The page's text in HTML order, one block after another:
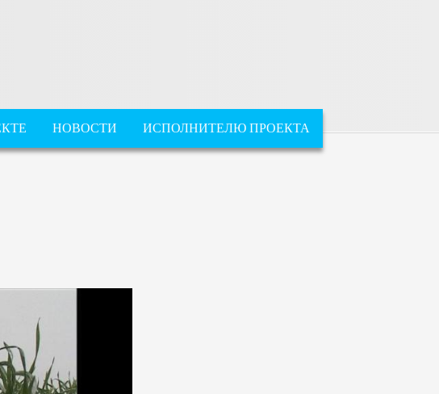
НОВОСТИ ИСПОЛНИТЕЛЮ ПРОЕКТА